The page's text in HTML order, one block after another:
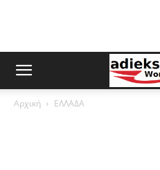
Αρχική ΕΛΛΑΔΑ